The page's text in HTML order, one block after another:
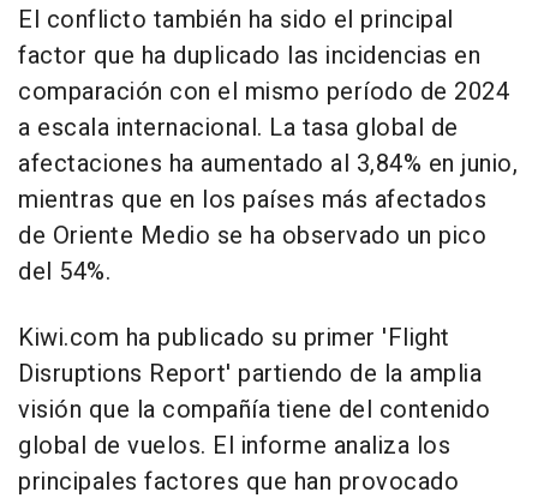
El conflicto también ha sido el principal
factor que ha duplicado las incidencias en
comparación con el mismo período de 2024
a escala internacional. La tasa global de
afectaciones ha aumentado al 3,84% en junio,
mientras que en los países más afectados
de Oriente Medio se ha observado un pico
del 54%.
Kiwi.com ha publicado su primer 'Flight
Disruptions Report' partiendo de la amplia
visión que la compañía tiene del contenido
global de vuelos. El informe analiza los
principales factores que han provocado